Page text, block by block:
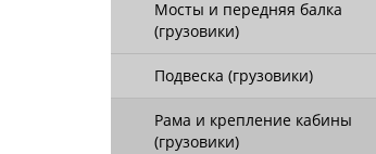
Мосты и передняя балка
(грузовики)
Подвеска (грузовики)
Рама и крепление кабины
(грузовики)